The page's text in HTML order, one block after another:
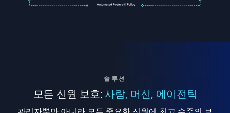
솔루션
모든 신원 보호: 사람, 머신, 에이전틱